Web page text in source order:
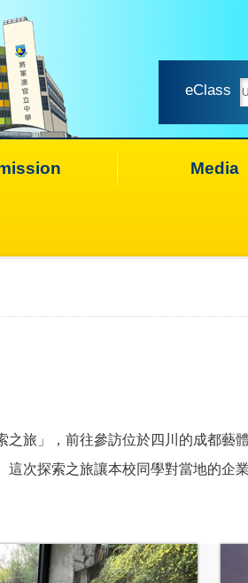
eClass
Media
旅」，前往參訪位於四川的成都藝
次探索之旅讓本校同學對當地的企